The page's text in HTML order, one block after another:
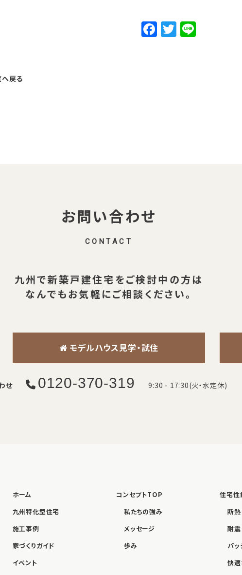
F
a
T
w
戻る
お問い合わせ
CONTACT
九州で新築戸建住宅をご検討中の方は
なんでもお気軽にご相談ください。
モデルハウス見学・試住
せ 0120-370-319 9:30 - 17:30(火・水定休)
ホーム
九州特化型住宅
施工事例
家づくりガイド
イベント
コンセプトTOP
私たちの強み
メッセージ
歩み
住宅
断熱
耐震
パ
快